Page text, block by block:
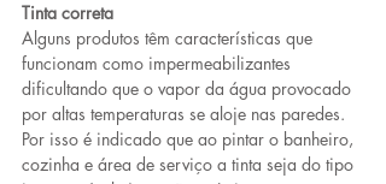
Tinta correta
Alguns produtos têm características que
funcionam como impermeabilizantes
dificultando que o vapor da água provocado
por altas temperaturas se aloje nas paredes.
Por isso é indicado que ao pintar o banheiro,
cozinha e área de serviço a tinta seja do tipo